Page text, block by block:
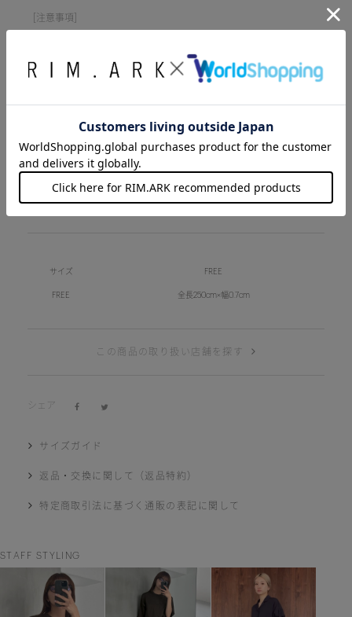
[注意事項]
※画像の商品は光の照射や角度、お使いのモニター環境により、実
460ISS55-1221
サイズ FREE
FREE 全長250cm×幅0.7cm
この商品の取り扱い店舗を探す
シェア
サイズガイド
返品・交換に関して（返品特約）
特定商取引法に基づく通販の表記に関して
STAFF STYLING